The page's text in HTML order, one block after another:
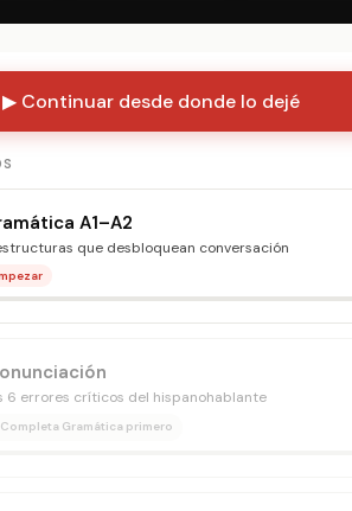
▶ Continuar desde donde lo dejé
A1–A2
que desbloquean conversación
6 errores críticos del hispanohablante
Completa Gramática primero